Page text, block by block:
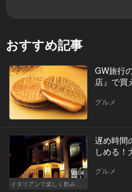
おすすめ記事
GW旅行
店』で買
グルメ
Vol.4
イタリアンで楽しく飲み会！東京の人気店へ
遅め時間
しめる！
グルメ